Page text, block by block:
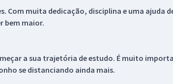
Com muita dedicação, disciplina e uma ajuda
bem maior.
a sua trajetória de estudo. É muito
se distanciando ainda mais.